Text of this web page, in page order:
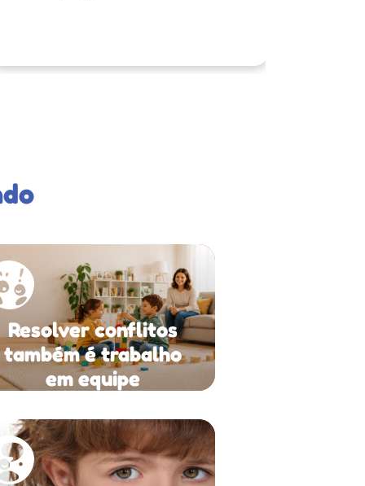
Resolver conflitos
também é trabalho
em equipe